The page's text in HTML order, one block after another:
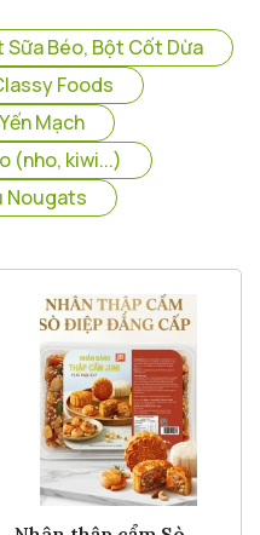
Sữa Béo, Bột Cốt Dừa
Foods
Mạch
(nho, kiwi...)
Nougats